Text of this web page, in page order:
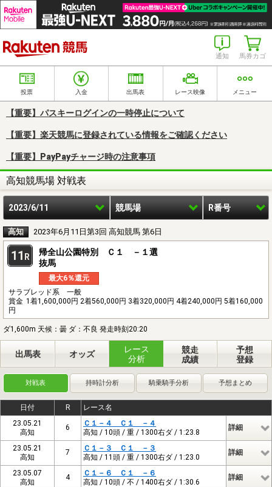
馬券カゴ
通知
投票 入金 出馬表 レース映像 メニュー
【重要】パスキーログインの一時停止について
【重要】楽天競馬に登録されている情報をご確認ください
【重要】PayPayチャージ時の注意事項
高知競馬場 対戦表
2023/6/11 競馬場 R番号
高知 2023年6月11日第3回 高知競馬 第6日
11 R
帰全山公園特別 Ｃ１ －１選
抜馬
最大6％還元
サラブレッド系 一般
賞金 1着1,600,000円 2着560,000円 3着320,000円 4着240,000円 5着160,000
円
ダ1,600m 天候：曇 ダ：不良 発走時刻20:20
出馬表 オッズ
レース
分析
競走
成績
予想
登録
対戦表 持時計分析 騎乗騎手分析 予想まとめ
日付 R
レース名
23.05.21
高知
6
Ｃ１－４ Ｃ１ －４
高知 / 10頭 / 重 / 1300右ダ / 1:23.8
詳細
23.05.21
高知
7
Ｃ１－３ Ｃ１ －３
高知 / 11頭 / 重 / 1300右ダ / 1:23.0
詳細
23.05.07
高知
4
Ｃ１－６ Ｃ１ －６
高知 / 10頭 / 不 / 1400右ダ / 1:30.6
詳細